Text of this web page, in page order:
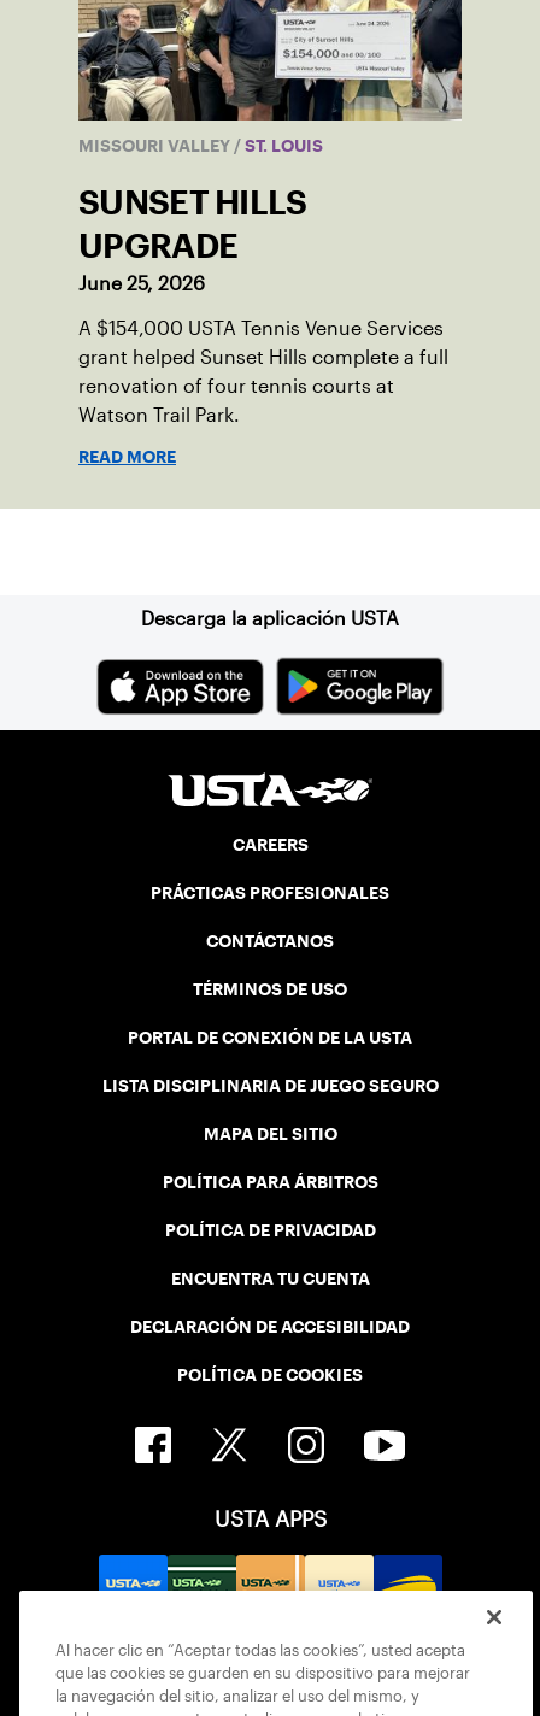
MISSOURI VALLEY / ST. LOUIS
SUNSET HILLS
UPGRADE
June 25, 2026
A $154,000 USTA Tennis Venue Services
grant helped Sunset Hills complete a full
renovation of four tennis courts at
Watson Trail Park.
READ MORE
Descarga la aplicación USTA
CAREERS
PRÁCTICAS PROFESIONALES
CONTÁCTANOS
TÉRMINOS DE USO
PORTAL DE CONEXIÓN DE LA USTA
LISTA DISCIPLINARIA DE JUEGO SEGURO
MAPA DEL SITIO
POLÍTICA PARA ÁRBITROS
POLÍTICA DE PRIVACIDAD
ENCUENTRA TU CUENTA
DECLARACIÓN DE ACCESIBILIDAD
POLÍTICA DE COOKIES
USTA APPS
Al hacer clic en “Aceptar todas las cookies”, usted acepta
que las cookies se guarden en su dispositivo para mejorar
la navegación del sitio, analizar el uso del mismo, y